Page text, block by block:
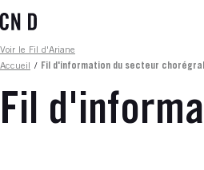
au
principal
Fil d'ariane
Voir le Fil d'Ariane
Accueil
/ Fil d'information du secteur
Fil